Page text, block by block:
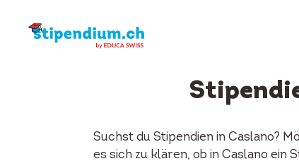
Suchst du Stipendien in Caslano?
es sich zu klären, ob in Caslano